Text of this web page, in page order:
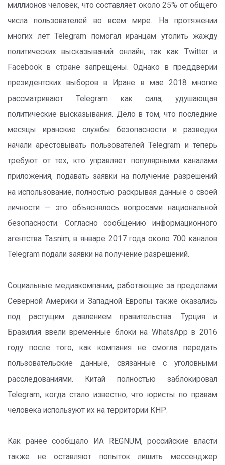
миллионов человек, что составляет около 25% от общего
числа пользователей во всем мире. На протяжении
многих лет Telegram помогал иранцам утолить жажду
политических высказываний онлайн, так как Twitter и
Facebook в стране запрещены. Однако в преддверии
президентских выборов в Иране в мае 2018 многие
рассматривают Telegram как сила, удушающая
политические высказывания. Дело в том, что последние
месяцы иранские службы безопасности и разведки
начали арестовывать пользователей Telegram и теперь
требуют от тех, кто управляет популярными каналами
приложения, подавать заявки на получение разрешений
на использование, полностью раскрывая данные о своей
личности — это объяснялось вопросами национальной
безопасности. Согласно сообщению информационного
агентства Tasnim, в январе 2017 года около 700 каналов
Telegram подали заявки на получение разрешений.
Социальные медиакомпании, работающие за пределами
Северной Америки и Западной Европы также оказались
под растущим давлением правительства. Турция и
Бразилия ввели временные блоки на WhatsApp в 2016
году после того, как компания не смогла передать
пользовательские данные, связанные с уголовными
расследованиями. Китай полностью заблокировал
Telegram, когда стало известно, что юристы по правам
человека используют их на территории КНР.
Как ранее сообщало ИА REGNUM, российские власти
также не оставляют попыток лишить мессенджер